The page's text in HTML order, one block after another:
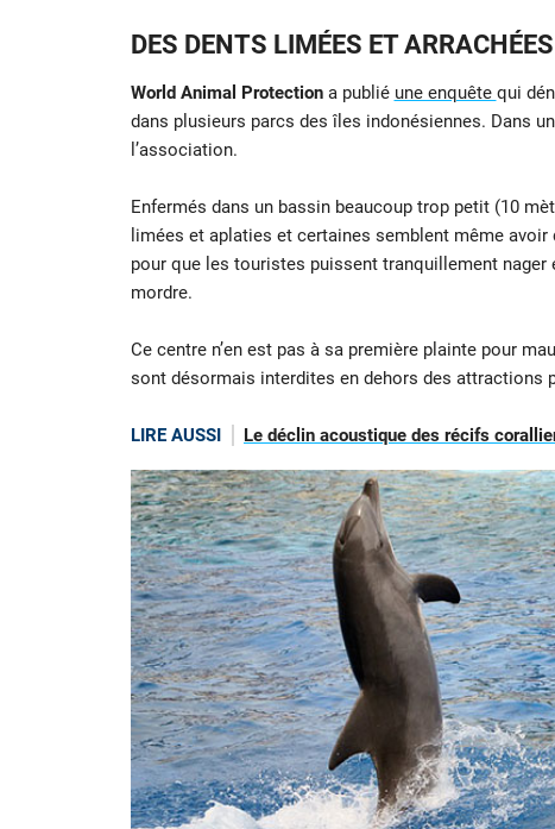
DES DENTS LIMÉES ET ARRACHÉES
World Animal Protectiona publié une enquête qui
dans plusieurs parcs des îles indonésiennes. Dans
l’association.
Enfermés dans un bassin beaucoup trop petit (10
limées et aplaties et certaines semblent même
pour que les touristes puissent tranquillement
mordre.
Ce centre n’en est pas à sa première plainte pour
sont désormais interdites en dehors des attractions
LIRE AUSSI Le déclin acoustique des récifs